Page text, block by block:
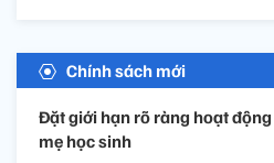
Chính sách mới
Đặt giới hạn rõ ràng hoạt
mẹ học sinh